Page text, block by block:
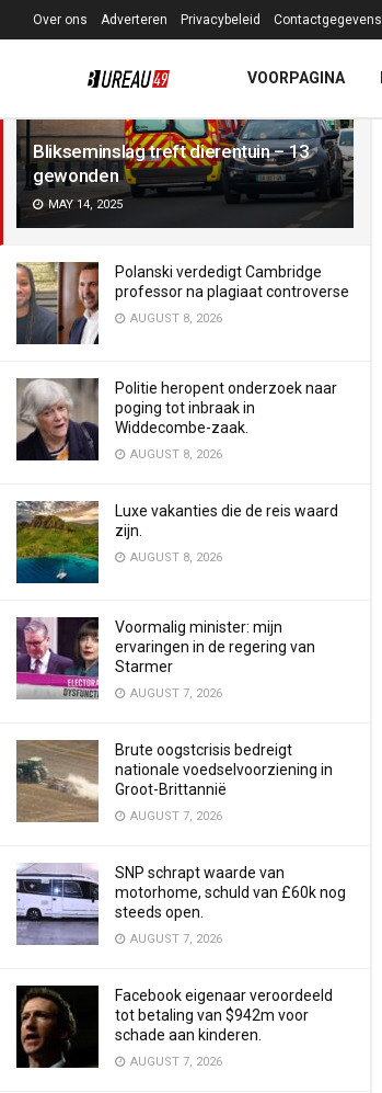
LATEST TRENDING Filter
Blikseminslag treft dierentuin – 13
gewonden
MAY 14, 2025
Polanski verdedigt Cambridge
professor na plagiaat controverse
AUGUST 8, 2026
Politie heropent onderzoek naar
poging tot inbraak in
Widdecombe-zaak.
AUGUST 8, 2026
Luxe vakanties die de reis waard
zijn.
AUGUST 8, 2026
Voormalig minister: mijn
ervaringen in de regering van
Starmer
AUGUST 7, 2026
Brute oogstcrisis bedreigt
nationale voedselvoorziening in
Groot-Brittannië
AUGUST 7, 2026
SNP schrapt waarde van
motorhome, schuld van £60k nog
steeds open.
AUGUST 7, 2026
Facebook eigenaar veroordeeld
tot betaling van $942m voor
schade aan kinderen.
AUGUST 7, 2026
Over ons Adverteren Privacybeleid Contactgegevens
VOORPAGINA